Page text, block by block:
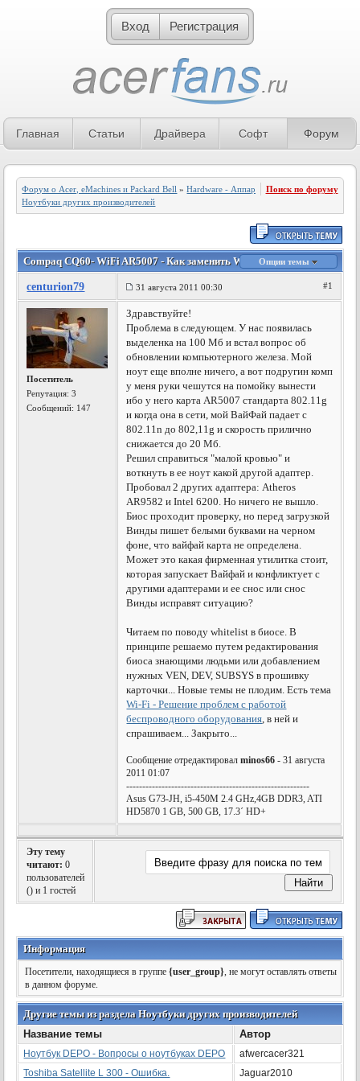
Вход Регистрация
Главная Статьи Драйвера Софт Форум
Форум о Acer, eMachines и Packard Bell »Hardware - Аппаратное обеспечение»
Ноутбуки других производителей
Поиск по форуму
Compaq CQ60- WiFi AR5007 - Как заменить WiFi адаптер?
Опции темы
centurion79 31 августа 2011 00:30 #1
Посетитель
Репутация:3
Сообщений: 147
Здравствуйте!
Проблема в следующем. У нас появилась
выделенка на 100 Мб и встал вопрос об
обновлении компьютерного железа. Мой
ноут еще вполне ничего, а вот подругин комп
у меня руки чешутся на помойку вынести
ибо у него карта AR5007 стандарта 802.11g
и когда она в сети, мой ВайФай падает с
802.11n до 802,11g и скорость прилично
снижается до 20 Мб.
Решил справиться "малой кровью" и
воткнуть в ее ноут какой другой адаптер.
Пробовал 2 других адаптера: Atheros
AR9582 и Intel 6200. Но ничего не вышло.
Биос проходит проверку, но перед загрузкой
Винды пишет белыми буквами на черном
фоне, что вайфай карта не определена.
Может это какая фирменная утилитка стоит,
которая запускает Вайфай и конфликтует с
другими адаптерами и ее снос или снос
Винды исправят ситуацию?
Читаем по поводу whitelist в биосе. В
принципе решаемо путем редактирования
биоса знающими людьми или добавлением
нужных VEN, DEV, SUBSYS в прошивку
карточки... Новые темы не плодим. Есть тема
Wi-Fi - Решение проблем с работой
беспроводного оборудования, в ней и
спрашиваем... Закрыто...
Сообщение отредактировалminos66 - 31 августа
2011 01:07
---------------------------------------------------------
Asus G73-JH, i5-450M 2.4 GHz,4GB DDR3, ATI
HD5870 1 GB, 500 GB, 17.3´ HD+
Эту тему
читают: 0
пользователей
() и 1 гостей
Информация
Посетители, находящиеся в группе{user_group}, не могут оставлять ответы
в данном форуме.
Другие темы из раздела Ноутбуки других производителей
Название темы
Автор
Ноутбук DEPO - Вопросы о ноутбуках DEPO
afwercacer321
Toshiba Satellite L 300 - Ошибка.
Jaguar2010